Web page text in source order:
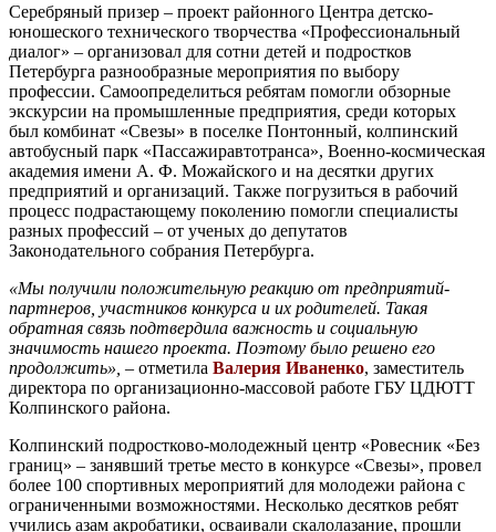
Серебряный призер – проект районного Центра детско-
юношеского технического творчества «Профессиональный
диалог» – организовал для сотни детей и подростков
Петербурга разнообразные мероприятия по выбору
профессии. Самоопределиться ребятам помогли обзорные
экскурсии на промышленные предприятия, среди которых
был комбинат «Свезы» в поселке Понтонный, колпинский
автобусный парк «Пассажиравтотранса», Военно-космическая
академия имени А. Ф. Можайского и на десятки других
предприятий и организаций. Также погрузиться в рабочий
процесс подрастающему поколению помогли специалисты
разных профессий – от ученых до депутатов
Законодательного собрания Петербурга.
«Мы получили положительную реакцию от предприятий-
партнеров, участников конкурса и их родителей. Такая
обратная связь подтвердила важность и социальную
значимость нашего проекта. Поэтому было решено его
продолжить», – отметила Валерия Иваненко, заместитель
директора по организационно-массовой работе ГБУ ЦДЮТТ
Колпинского района.
Колпинский подростково-молодежный центр «Ровесник «Без
границ» – занявший третье место в конкурсе «Свезы», провел
более 100 спортивных мероприятий для молодежи района с
ограниченными возможностями. Несколько десятков ребят
учились азам акробатики, осваивали скалолазание, прошли